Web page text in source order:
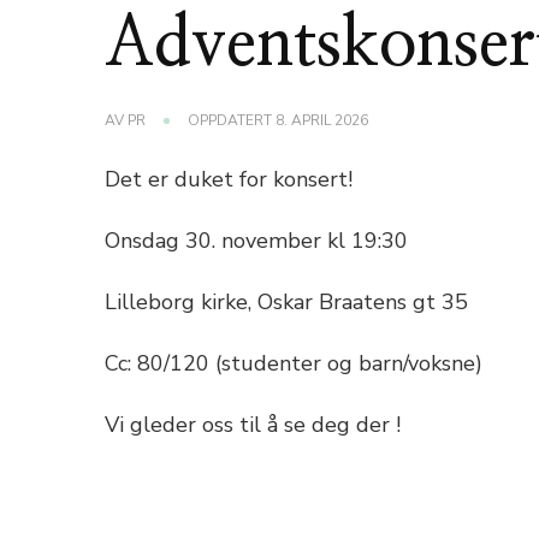
AV PR OPPDATERT 8. APRIL 2026
Det er duket for konsert!
Onsdag 30. november kl 19:30
Lilleborg kirke, Oskar Braatens gt 35
Cc: 80/120 (studenter og barn/voksne)
Vi gleder oss til å se deg der !